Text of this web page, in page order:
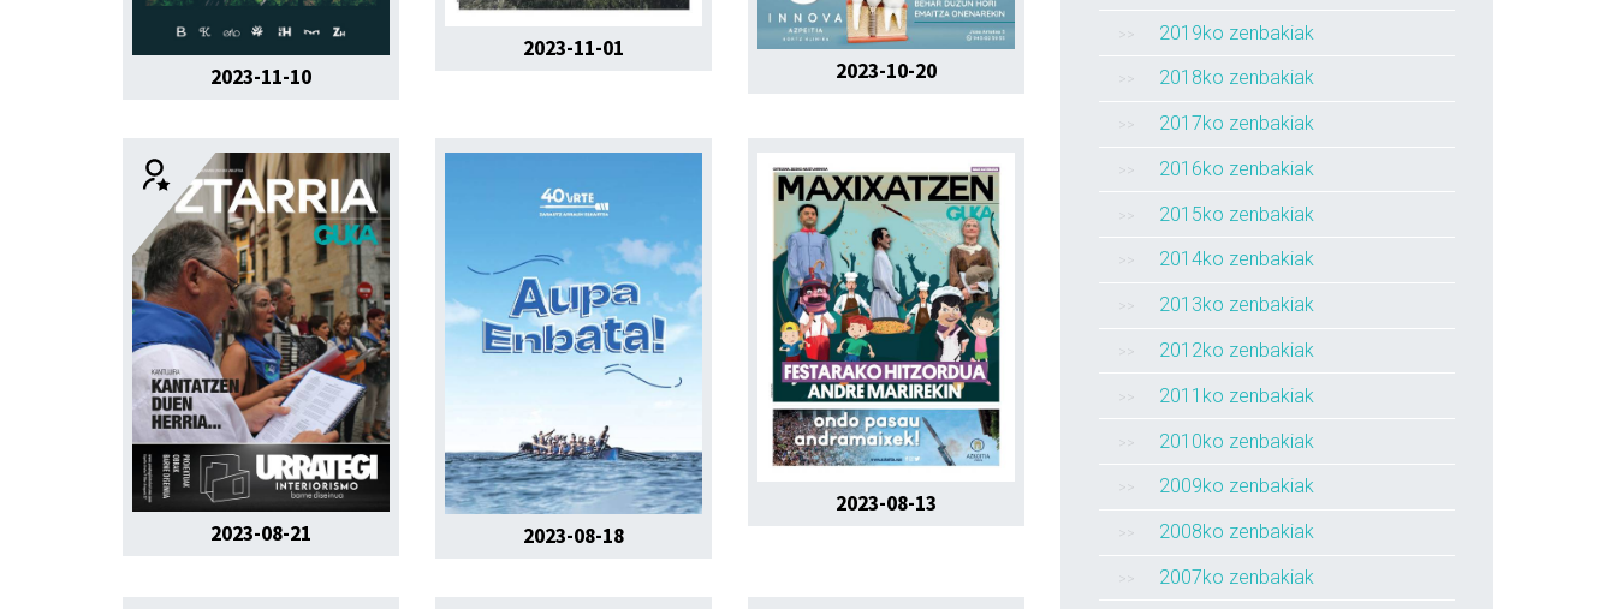
2023-11-10
2023-11-01
2023-10-20
2023-08-21 2023-08-18
2023-08-13
2019ko zenbakiak
2018ko zenbakiak
2017ko zenbakiak
2016ko zenbakiak
2015ko zenbakiak
2014ko zenbakiak
2013ko zenbakiak
2012ko zenbakiak
2011ko zenbakiak
2010ko zenbakiak
2009ko zenbakiak
2008ko zenbakiak
2007ko zenbakiak